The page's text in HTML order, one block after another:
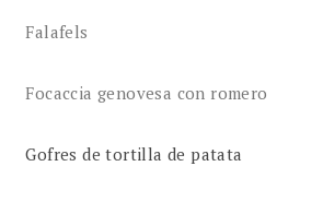
Falafels
Focaccia genovesa con romero
Gofres de tortilla de patata